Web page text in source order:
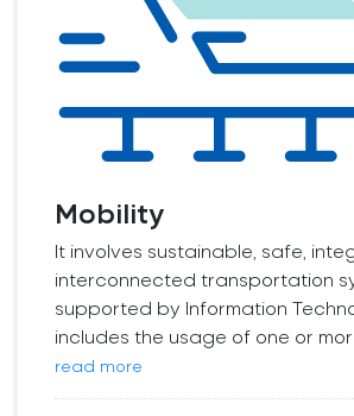
Mobility
It involves sustainable, safe,
interconnected transportation
supported by Information
includes the usage of one or
read more